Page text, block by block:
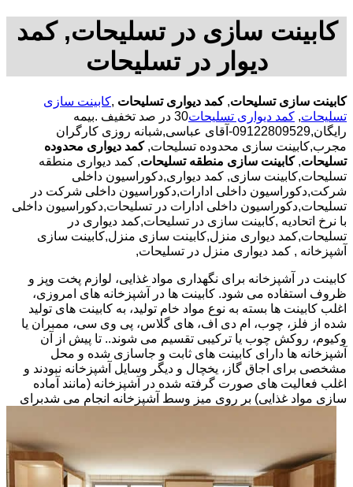
کابینت سازی در تسلیحات, کمد
دیوار در تسلیحات
کابینت سازی تسلیحات,کمد دیواری تسلیحات ,کابینت سازی
تسلیحات, کمد دیواری تسلیحات
30 در صد تخفیف .بیمه
رایگان,09122809529-آقای عباسی,شبانه روزی کارگران
مجرب,کابینت سازی محدوده تسلیحات,کمد دیواری محدوده
تسلیحات, کابینت سازی منطقه تسلیحات, کمد دیواری منطقه
تسلیحات,کابینت سازی, کمد دیواری,دکوراسیون داخلی
شرکت,دکوراسیون داخلی ادارات,دکوراسیون داخلی شرکت در
تسلیحات,دکوراسیون داخلی ادارات در تسلیحات,دکوراسیون داخلی
با نرخ اتحادیه ,کابینت سازی در تسلیحات,کمد دیواری در
تسلیحات,کمد دیواری منزل,کابینت سازی منزل,کابینت سازی
آشپزخانه , کمد دیواری منزل در تسلیحات,
کابینت در آشپزخانه برای نگهداری مواد غذایی، لوازم پخت وپز و
ظروف استفاده می شود. کابینت ها در آشپزخانه های امروزی،
اغلب کابینت ها بسته به نوع مواد خام تولید، به کابینت های تولید
شده از فلز، چوب، ام دی اف، های گلاس، پی وی سی، ممبران یا
وکیوم، روکش چوب یا ترکیبی تقسیم می شوند.. تا پیش از آن
آشپزخانه ها دارای کابینت های ثابت و جاسازی شده و محل
مشخصی برای اجاق گاز، یخچال و دیگر وسایل آشپزخانه نبودند و
اغلب فعالیت های صورت گرفته شده در آشپزخانه (مانند آماده
سازی مواد غذایی) بر روی میز وسط آشپزخانه انجام می شدبرای